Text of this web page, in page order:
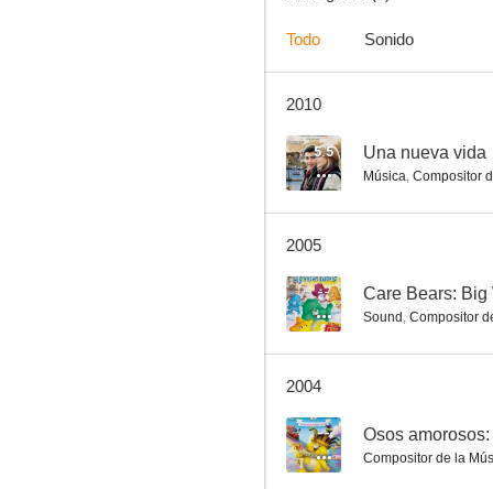
Todo Sonido
2010
5.5 Una nueva vida
Música, Compositor
2005
-- Care Bears: Big
Sound , Compositor
2004
-- Osos
Compositor de la